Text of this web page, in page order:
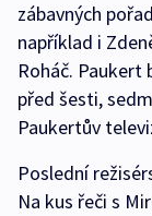
zábavných
například i
Roháč.
před šesti,
Paukertův
Poslední
Na kus řeči s